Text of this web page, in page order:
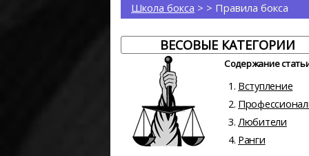
Школа бокса > > Правила бокса
ВЕСОВЫЕ КАТЕГОРИИ
Содержание
Вступление
Любители
Ранги